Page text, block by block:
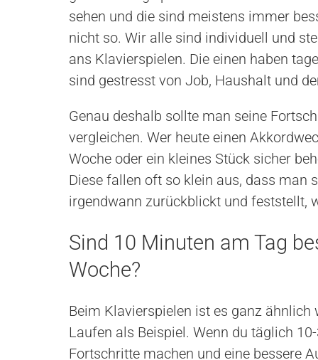
sehen und die sind meistens immer
nicht so. Wir alle sind individuell und
ans Klavierspielen. Die einen haben
sind gestresst von Job, Haushalt und
Genau deshalb sollte man seine
vergleichen. Wer heute einen
Woche oder ein kleines Stück sicher
Diese fallen oft so klein aus, dass man
irgendwann zurückblickt und feststellt,
Sind 10 Minuten am Tag
Woche?
Beim Klavierspielen ist es ganz
Laufen als Beispiel. Wenn du täglich
Fortschritte machen und eine bessere